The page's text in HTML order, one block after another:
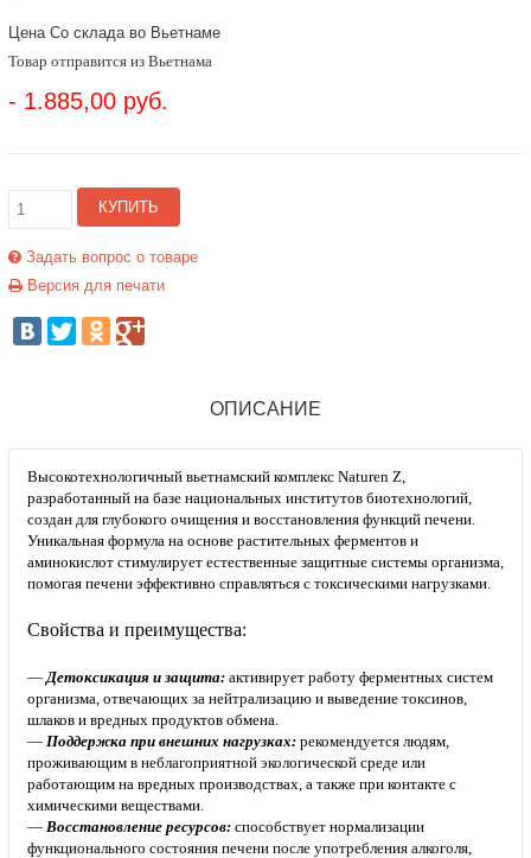
Цена Со склада во Вьетнаме
Товар отправится из Вьетнама
- 1.885,00 руб.
КУПИТЬ
Задать вопрос о товаре
Версия для печати
ОПИСАНИЕ
Высокотехнологичный вьетнамский комплекс Naturen Z,
разработанный на базе национальных институтов биотехнологий,
создан для глубокого очищения и восстановления функций печени.
Уникальная формула на основе растительных ферментов и
аминокислот стимулирует естественные защитные системы организма,
помогая печени эффективно справляться с токсическими нагрузками.
Свойства и преимущества:
— Детоксикация и защита: активирует работу ферментных систем
организма, отвечающих за нейтрализацию и выведение токсинов,
шлаков и вредных продуктов обмена.
— Поддержка при внешних нагрузках:рекомендуется людям,
проживающим в неблагоприятной экологической среде или
работающим на вредных производствах, а также при контакте с
химическими веществами.
— Восстановление ресурсов:способствует нормализации
функционального состояния печени после употребления алкоголя,